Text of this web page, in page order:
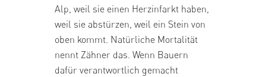
Alp, weil sie einen Herzinfarkt haben,
weil sie abstürzen, weil ein Stein von
oben kommt. Natürliche Mortalität
nennt Zähner das. Wenn Bauern
dafür verantwortlich gemacht